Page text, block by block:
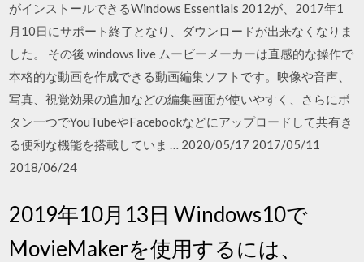
がインストールできるWindows Essentials 2012が、2017年1
月10日にサポート終了となり、ダウンロードが出来なくなりま
した。 その後 windows live ムービーメーカーは直感的な操作で
本格的な動画を作成できる動画編集ソフトです。映像や音声、
写真、視覚効果の追加などの編集画面が使いやすく、さらにボ
タン一つでYouTubeやFacebookなどにアップロードして共有き
る便利な機能を搭載していま … 2020/05/17 2017/05/11
2018/06/24
2019年10月13日 Windows10で
MovieMakerを使用するには、